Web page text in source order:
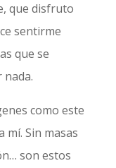
que disfruto
sentirme
que se
como este
mí. Sin masas
son estos